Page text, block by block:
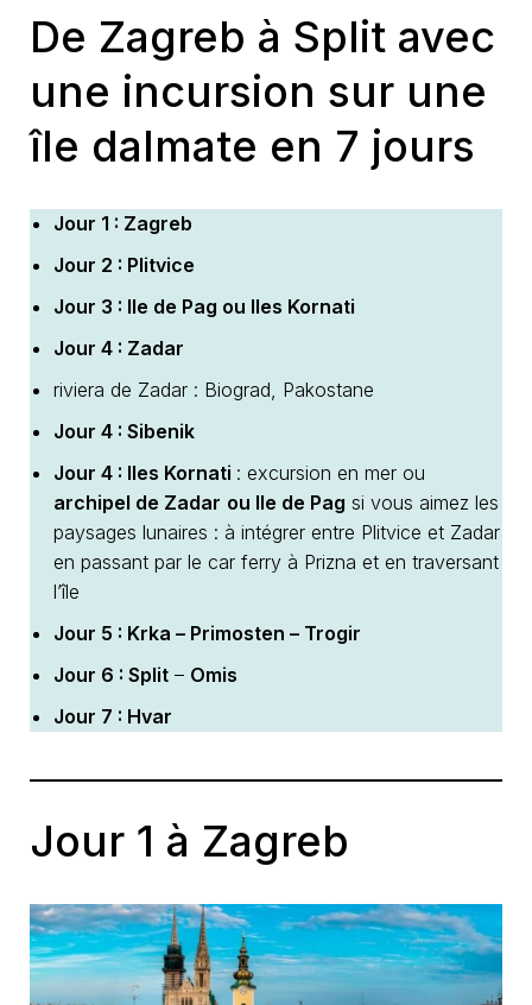
De Zagreb à Split avec
une incursion sur une
île dalmate en 7 jours
Jour 1 : Zagreb
Jour 2 : Plitvice
Jour 3 : Ile de Pag ou Iles Kornati
Jour 4 : Zadar
riviera de Zadar : Biograd, Pakostane
Jour 4 : Sibenik
Jour 4 : Iles Kornati : excursion en mer ou
archipel de Zadar ou Ile de Pag si vous aimez les
paysages lunaires : à intégrer entre Plitvice et Zadar
en passant par le car ferry à Prizna et en traversant
l’île
Jour 5 : Krka – Primosten – Trogir
Jour 6 : Split – Omis
Jour 7 : Hvar
Jour 1 à Zagreb